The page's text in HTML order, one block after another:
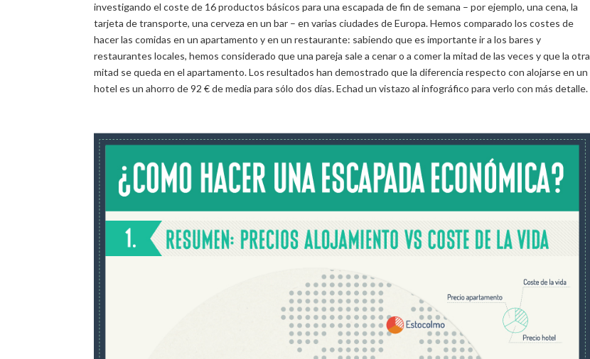
investigando el coste de 16 productos básicos para una escapada de fin de semana – por ejemplo, una cena, la
tarjeta de transporte, una cerveza en un bar – en varias ciudades de Europa. Hemos comparado los costes de
hacer las comidas en un apartamento y en un restaurante: sabiendo que es importante ir a los bares y
restaurantes locales, hemos considerado que una pareja sale a cenar o a comer la mitad de las veces y que la otra
mitad se queda en el apartamento. Los resultados han demostrado que la diferencia respecto con alojarse en un
hotel es un ahorro de 92 € de media para sólo dos días. Echad un vistazo al infográfico para verlo con más detalle.